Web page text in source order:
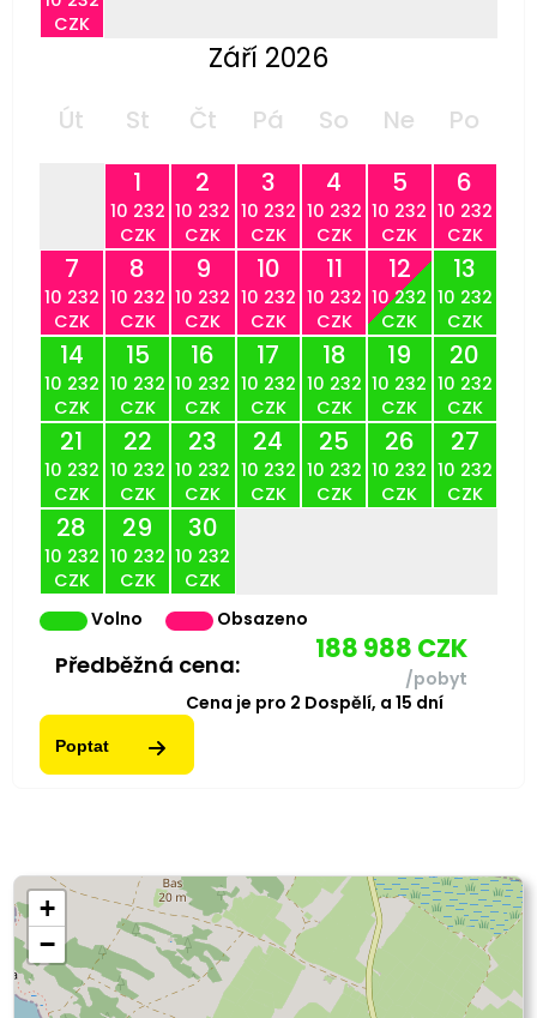
CZK
Září 2026
Út St Čt Pá So Ne
Po
1
10 232
CZK
2
10 232
CZK
3
10 232
CZK
4
10 232
CZK
5
10 232
CZK
6
10 232
CZK
7
10 232
CZK
8
10 232
CZK
9
10 232
CZK
10
10 232
CZK
11
10 232
CZK
12
10 232
CZK
13
10 232
CZK
14
10 232
CZK
15
10 232
CZK
16
10 232
CZK
17
10 232
CZK
18
10 232
CZK
19
10 232
CZK
20
10 232
CZK
21
10 232
CZK
22
10 232
CZK
23
10 232
CZK
24
10 232
CZK
25
10 232
CZK
26
10 232
CZK
27
10 232
CZK
28
10 232
CZK
29
10 232
CZK
30
10 232
CZK
Volno
Obsazeno
Předběžná cena: 188 988 CZK
/pobyt
Cena je pro 2 Dospělí, a 15 dní
Poptat
+
−